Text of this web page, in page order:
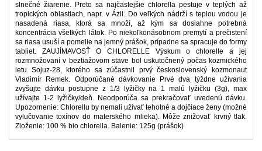
slnečné žiarenie. Preto sa najčastejšie chlorella pestuje v teplých až
tropických oblastiach, napr. v Ázii. Do veľkých nádrží s teplou vodou je
nasadená riasa, ktorá sa množí, až kým sa dosiahne potrebná
koncentrácia všetkých látok. Po niekoľkonásobnom premytí a prečistení
sa riasa usuší a pomelie na jemný prášok, prípadne sa spracuje do formy
tabliet. ZAUJÍMAVOSŤ O CHLORELLE Výskum o chlorelle a jej
rozmnožovaní v beztiažovom stave bol uskutočnený počas kozmického
letu Sojuz-28, ktorého sa zúčastnil prvý československý kozmonaut
Vladimír Remek. Odporúčané dávkovanie Prvé dva týždne užívania
zvyšujte dávku postupne z 1/3 lyžičky na 1 malú lyžičku (3g), max
užívajte 1-2 lyžičky/deň. Neodporúča sa prekračovať uvedenú dávku.
Upozornenie: Chlorellu by nemali užívať tehotné a dojčiace ženy (možné
vylučovanie toxínov do materského mlieka). Môže znižovať krvný tlak.
Zloženie: 100 % bio chlorella. Balenie: 125g (prášok)